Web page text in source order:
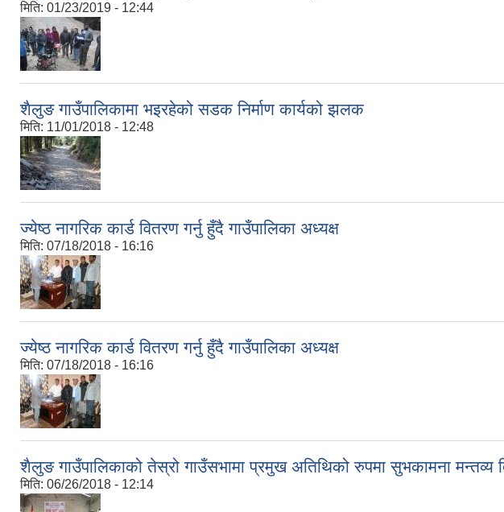
मिति: 01/23/2019 - 12:44
शैलुङ गाउँपालिकामा भइरहेको सडक निर्माण कार्यको झलक
मिति: 11/01/2018 - 12:48
ज्येष्ठ नागरिक कार्ड वितरण गर्नु हुँदै गाउँपालिका अध्यक्ष
मिति: 07/18/2018 - 16:16
ज्येष्ठ नागरिक कार्ड वितरण गर्नु हुँदै गाउँपालिका अध्यक्ष
मिति: 07/18/2018 - 16:16
शैलुङ गाउँपालिकाको तेस्रो गाउँसभामा प्रमुख अतिथिको रुपमा सुभकामना मन्तव्य
मिति: 06/26/2018 - 12:14